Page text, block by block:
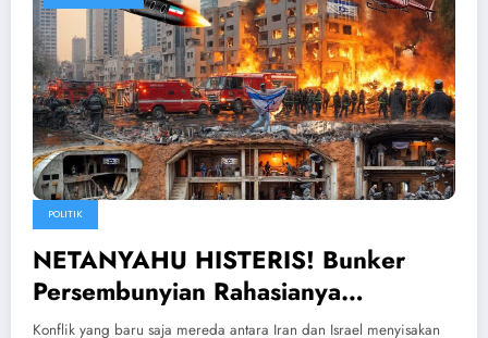
POLITIK
NETANYAHU HISTERIS! Bunker
Persembunyian Rahasianya
Dibongkar Dan Dihancurkan Rudal
Konflik yang baru saja mereda antara Iran dan Israel menyisakan